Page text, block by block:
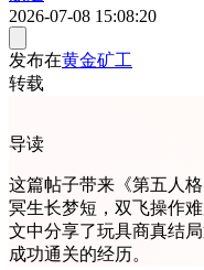
2026-07-08 15:08:20
发布在黄金矿工
转载
导读
这篇帖子带来《第五人
冥生长梦短，双飞操作
文中分享了玩具商真结
成功通关的经历。